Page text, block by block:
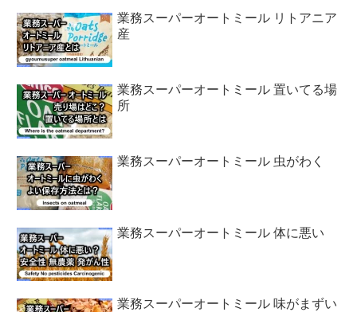
業務スーパーオートミール リトアニア
産
業務スーパーオートミール 置いてる場
所
業務スーパーオートミール 虫がわく
業務スーパーオートミール 体に悪い
業務スーパーオートミール 味がまずい